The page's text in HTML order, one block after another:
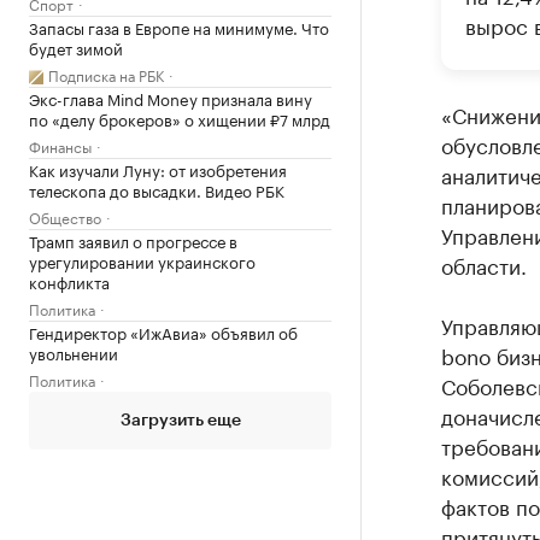
Запасы газа в Европе на минимуме. Что
будет зимой
Подписка на РБК
Экс-глава Mind Money признала вину
по «делу брокеров» о хищении ₽7 млрд
Финансы
Как изучали Луну: от изобретения
телескопа до высадки. Видео РБК
Общество
Трамп заявил о прогрессе в
урегулировании украинского
конфликта
Политика
Гендиректор «ИжАвиа» объявил об
увольнении
Политика
Загрузить еще
вырос
области.
bono
фактов